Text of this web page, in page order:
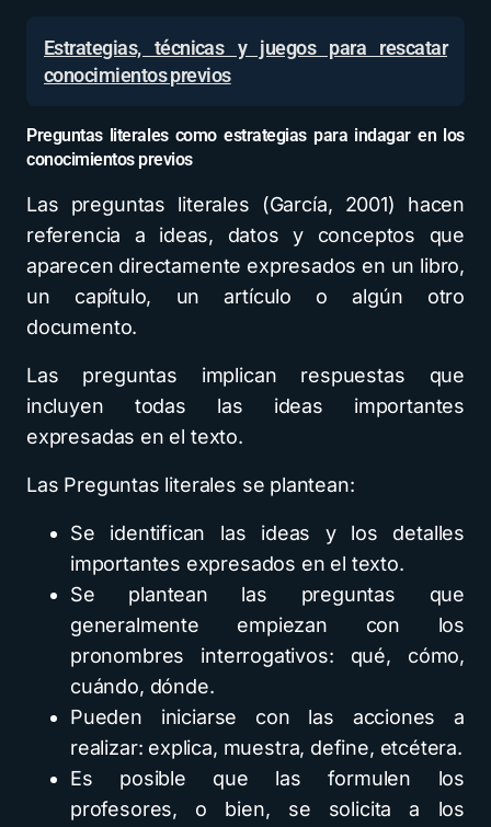
Estrategias, técnicas y juegos para rescatar
conocimientos previos
Preguntas literales como estrategias para indagar en los
conocimientos previos
Las preguntas literales (García, 2001) hacen
referencia a ideas, datos y conceptos que
aparecen directamente expresados en un libro,
un capítulo, un artículo o algún otro
documento.
Las preguntas implican respuestas que
incluyen todas las ideas importantes
expresadas en el texto.
Las Preguntas literales se plantean:
Se identifican las ideas y los detalles
importantes expresados en el texto.
Se plantean las preguntas que
generalmente empiezan con los
pronombres interrogativos: qué, cómo,
cuándo, dónde.
Pueden iniciarse con las acciones a
realizar: explica, muestra, define, etcétera.
Es posible que las formulen los
profesores, o bien, se solicita a los